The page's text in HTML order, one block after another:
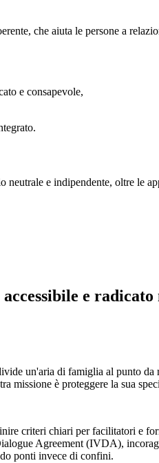
che aiuta le persone a
e consapevole,
e indipendente, oltre le
e
un'aria di famiglia al punto
è proteggere la sua
criteri chiari per facilitatori e
Agreement (IVDA),
ponti invece di confini.